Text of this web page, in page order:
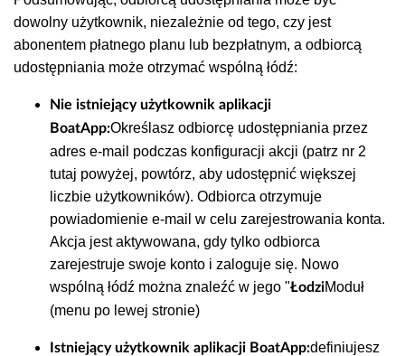
dowolny użytkownik, niezależnie od tego, czy jest
abonentem płatnego planu lub bezpłatnym, a odbiorcą
udostępniania może otrzymać wspólną łódź:
Nie istniejący użytkownik aplikacji
BoatApp:Określasz odbiorcę udostępniania przez
adres e-mail podczas konfiguracji akcji (patrz nr 2
tutaj powyżej, powtórz, aby udostępnić większej
liczbie użytkowników). Odbiorca otrzymuje
powiadomienie e-mail w celu zarejestrowania konta.
Akcja jest aktywowana, gdy tylko odbiorca
zarejestruje swoje konto i zaloguje się. Nowo
wspólną łódź można znaleźć w jego "ŁodziModuł
(menu po lewej stronie)
Istniejący użytkownik aplikacji BoatApp:definiujesz